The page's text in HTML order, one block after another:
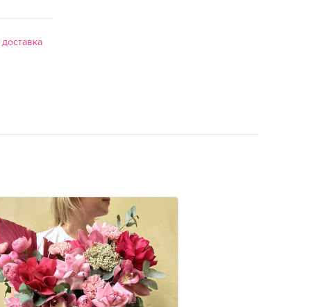
доставка